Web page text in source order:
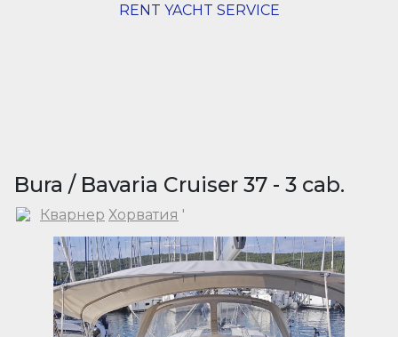
RENT YACHT SERVICE
Bura / Bavaria Cruiser 37 - 3 cab.
Кварнер Хорватия '